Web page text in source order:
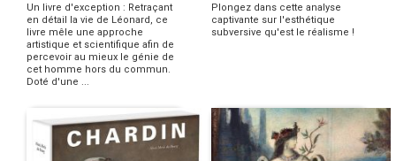
Un livre d'exception : Retraçant
en détail la vie de Léonard, ce
livre mêle une approche
artistique et scientifique afin de
percevoir au mieux le génie de
cet homme hors du commun.
Doté d'une ...
Plongez dans cette analyse
captivante sur l'esthétique
subversive qu'est le réalisme !